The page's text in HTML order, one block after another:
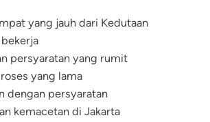
yang jauh dari Kedutaan
persyaratan yang rumit
yang lama
dengan persyaratan
kemacetan di Jakarta